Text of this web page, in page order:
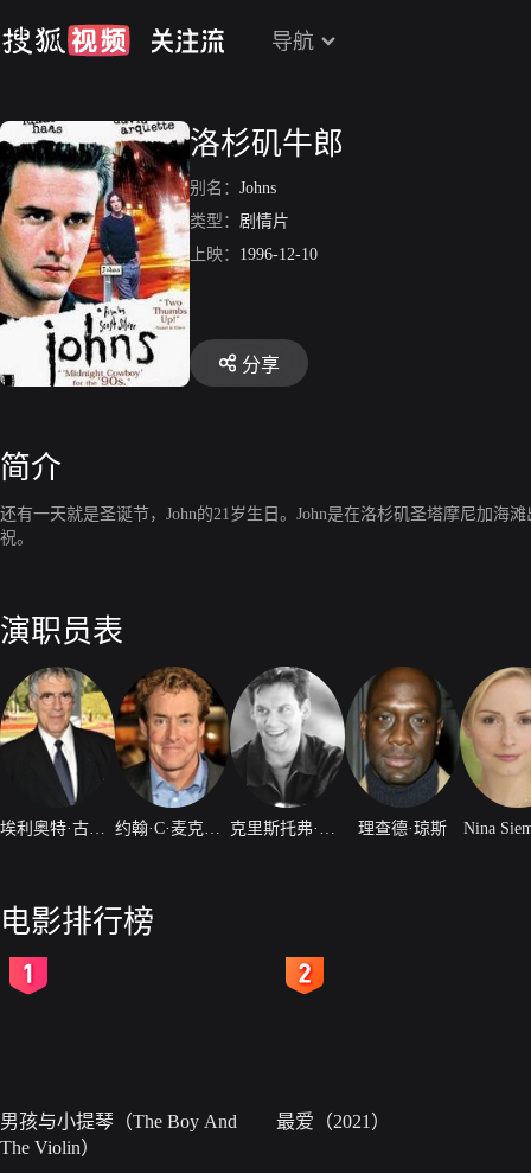
导航
洛杉矶牛郎
别名： Johns
类型： 剧情片
上映： 1996-12-10
分享
简介
还有一天就是圣诞节，John的21岁生日。John是在洛杉矶圣塔摩尼加
祝。
演职员表
理查德·琼斯 Nina
电影排行榜
男孩与小提琴（The Boy And
The Violin）
最爱（2021）